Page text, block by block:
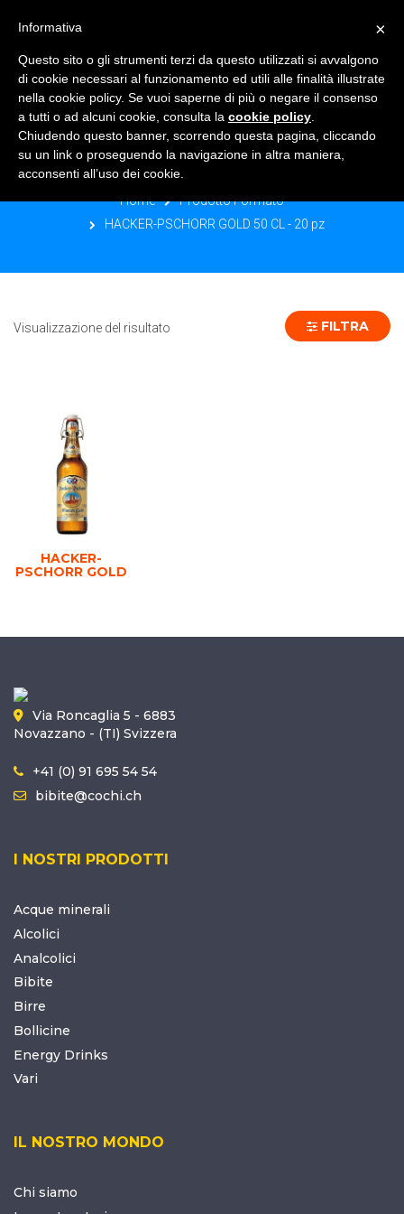
HACKER-PSCHORR GOLD 50 CL - 20
Home
Prodotto Formato
HACKER-PSCHORR GOLD 50 CL - 20 pz
Visualizzazione del risultato FILTRA
HACKER-
PSCHORR GOLD
Via Roncaglia 5 - 6883
Novazzano - (TI) Svizzera
+41 (0) 91 695 54 54
bibite@cochi.ch
I NOSTRI PRODOTTI
Acque minerali
Alcolici
Analcolici
Bibite
Birre
Bollicine
Energy Drinks
Vari
IL NOSTRO MONDO
Chi siamo
×
Informativa
Questo sito o gli strumenti terzi da questo utilizzati si avvalgono
di cookie necessari al funzionamento ed utili alle finalità illustrate
nella cookie policy. Se vuoi saperne di più o negare il consenso
a tutti o ad alcuni cookie, consulta la cookie policy
Chiudendo questo banner, scorrendo questa pagina, cliccando
su un link o proseguendo la navigazione in altra maniera,
acconsenti all’uso dei cookie.